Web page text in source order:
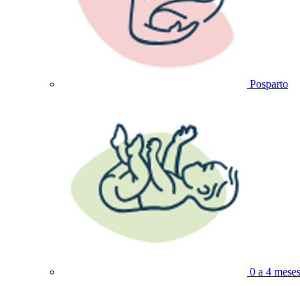
Posparto
0 a 4 meses